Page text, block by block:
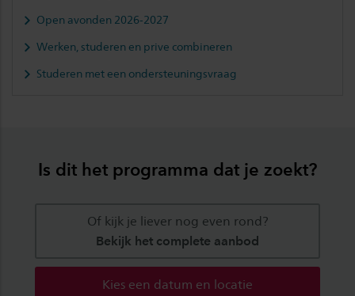
Open avonden 2026-2027
Werken, studeren en prive combineren
Studeren met een ondersteuningsvraag
Is dit het programma dat je zoekt?
Of kijk je liever nog even rond?
Bekijk het complete aanbod
Kies een datum en locatie